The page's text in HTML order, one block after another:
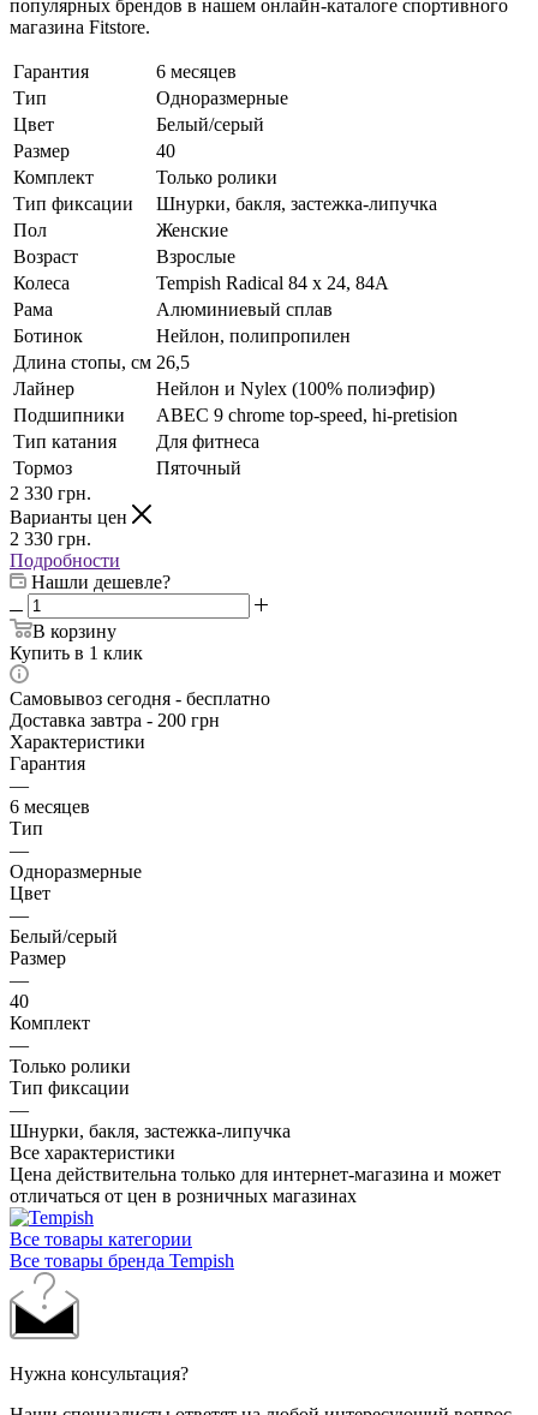
популярных брендов в нашем онлайн-каталоге спортивного
магазина Fitstore.
Гарантия
6 месяцев
Тип
Одноразмерные
Цвет
Белый/серый
Размер
40
Комплект
Только ролики
Тип фиксации
Шнурки, бакля, застежка-липучка
Пол
Женские
Возраст
Взрослые
Колеса
Tempish Radical 84 x 24, 84A
Рама
Алюминиевый сплав
Ботинок
Нейлон, полипропилен
Длина стопы, см 26,5
Лайнер
Нейлон и Nylex (100% полиэфир)
Подшипники
ABEC 9 chrome top-speed, hi-pretision
Тип катания
Для фитнеса
Тормоз
Пяточный
2 330 грн.
Варианты цен
2 330 грн.
Подробности
Нашли дешевле?
В корзину
Купить в 1 клик
Самовывоз сегодня - бесплатно
Доставка завтра - 200 грн
Характеристики
Гарантия
—
6 месяцев
Тип
—
Одноразмерные
Цвет
—
Белый/серый
Размер
—
40
Комплект
—
Только ролики
Тип фиксации
—
Шнурки, бакля, застежка-липучка
Все характеристики
Цена действительна только для интернет-магазина и может
отличаться от цен в розничных магазинах
Все товары категории
Все товары бренда Tempish
Нужна консультация?